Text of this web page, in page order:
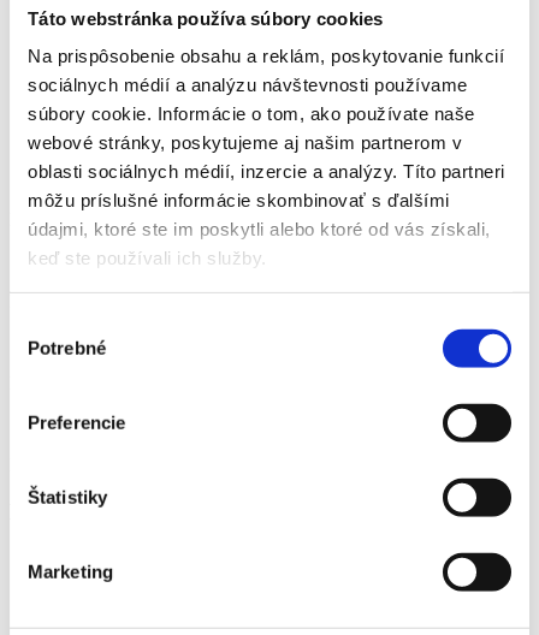
Táto webstránka používa súbory cookies
Na prispôsobenie obsahu a reklám, poskytovanie funkcií
sociálnych médií a analýzu návštevnosti používame
súbory cookie. Informácie o tom, ako používate naše
webové stránky, poskytujeme aj našim partnerom v
oblasti sociálnych médií, inzercie a analýzy. Títo partneri
môžu príslušné informácie skombinovať s ďalšími
údajmi, ktoré ste im poskytli alebo ktoré od vás získali,
keď ste používali ich služby.
súhlasu
Potrebné
Preferencie
Štatistiky
Marketing
D42
Balkón
6,00 m²
D42
Pivnica
2,24 m²
58,91 m² + 6,00 m² balkón + 2,24 m² pivnica
Keramické byty v Energetickej triede A0
Exteriér